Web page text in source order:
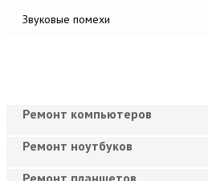
Звуковые помехи
Ремонт компьютеров
Ремонт ноутбуков
Ремонт планшетов